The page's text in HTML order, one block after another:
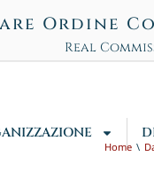
Ordine
Real
Home